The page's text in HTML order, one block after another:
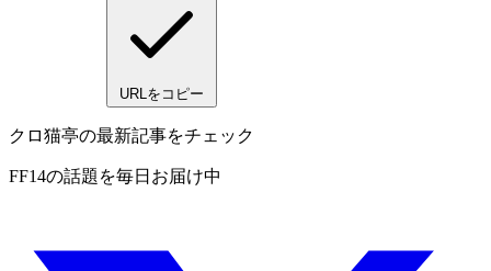
URLをコピー
クロ猫亭の最新記事をチェック
FF14の話題を毎日お届け中